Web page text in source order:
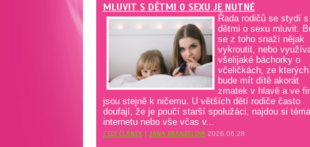
MLUVIT S DĚTMI O SEXU JE NUTNÉ
Řada rodičů se stydí s
dětmi o sexu mluvit.
se z toho snaží nějak
vykroutit, nebo
všelijaké báchorky o
včeličkách, ze kterých
bude mít dítě akorát
zmatek v hlavě a ve
jsou stejně k ničemu. U větších dětí rodiče často
doufají, že je poučí starší spolužáci, najdou si
internetu nebo vše včas v...
CELÝ ČLÁNEK | JANA BRANDTLOVÁ 2026.06.28